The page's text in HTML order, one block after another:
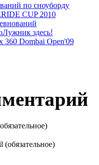
по сноуборду
CUP 2010
здесь!
360 Dombai Open'09
(обязательное)